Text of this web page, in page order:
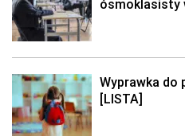
ósmoklasisty
Wyprawka do
[LISTA]